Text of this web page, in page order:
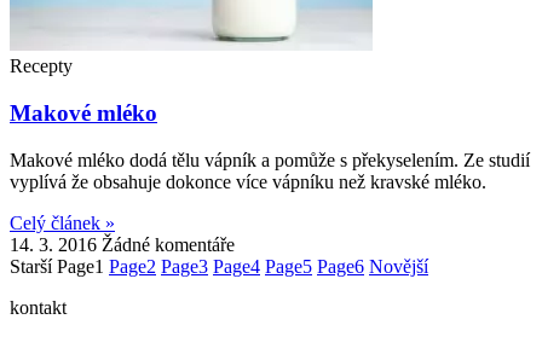
Recepty
Makové mléko
Makové mléko dodá tělu vápník a pomůže s překyselením. Ze studií
vyplívá že obsahuje dokonce více vápníku než kravské mléko.
Celý článek »
14. 3. 2016 Žádné komentáře
Starší Page1 Page2 Page3 Page4 Page5 Page6 Novější
kontakt